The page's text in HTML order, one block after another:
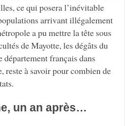
ce qui posera l’inévitable
arrivant illégalement
a pu mettre la tête sous
de Mayotte, les dégâts du
français dans
reste à savoir pour combien de
un an après…